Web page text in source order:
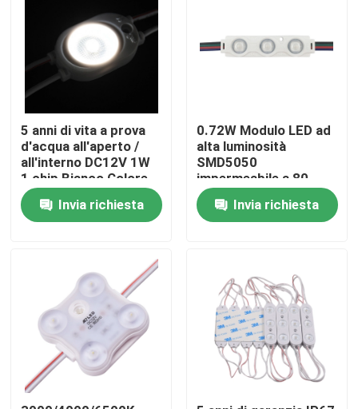
Contatti
Prodotti
Video
l'alta Istruzione Autodidattica ha condotto la striscia
Strisce LED RGB
Strisce LED Monocolore
5 anni di vita a prova
d'acqua all'aperto /
all'interno DC12V 1W
1 chip Bianco Colore
2835 SMD Modulo LED
Invia richiesta
0.72W Modulo LED ad
alta luminosità
SMD5050
impermeabile a 80-
180 mm
Invia richiesta